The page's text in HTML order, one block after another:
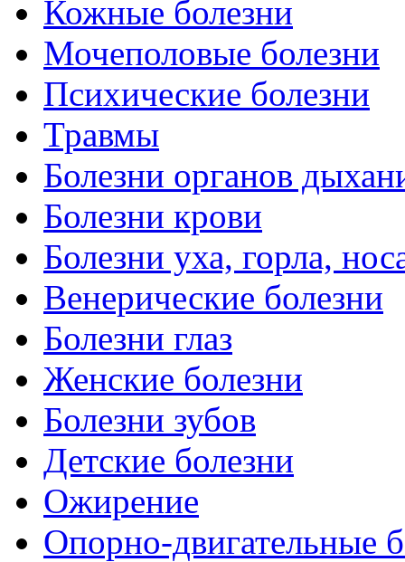
Кожные болезни
Мочеполовые болезни
Психические болезни
Травмы
Болезни органов
Болезни крови
Болезни уха, горла,
Венерические болезни
Болезни глаз
Женские болезни
Болезни зубов
Детские болезни
Ожирение
Опopно-двигательные